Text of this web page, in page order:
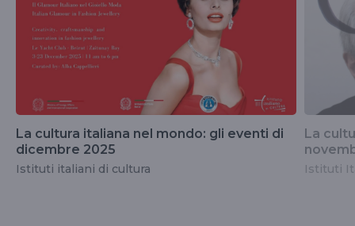
La cultura italiana nel mondo: gli eventi di
dicembre 2025
Istituti italiani di cultura
La
Istituti